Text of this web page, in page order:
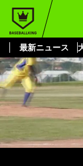
最新ニュース